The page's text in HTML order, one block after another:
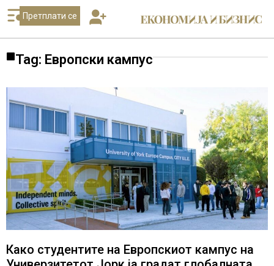
Претплати се
Tag: Европски кампус
Како студентите на Европскиот кампус на